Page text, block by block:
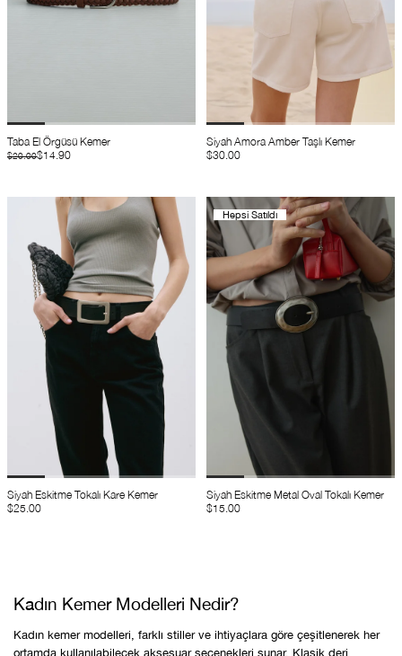
Taba El Örgüsü Kemer
$14.90
$20.00
Siyah Amora Amber Taşlı Kemer
$30.00
Siyah Eskitme Tokalı Kare Kemer
$25.00
Hepsi Satıldı
Siyah Eskitme Metal Oval Tokalı Kemer
$15.00
Kadın Kemer Modelleri Nedir?
Kadın kemer modelleri, farklı stiller ve ihtiyaçlara göre çeşitlenerek her
ortamda kullanılabilecek aksesuar seçenekleri sunar. Klasik deri